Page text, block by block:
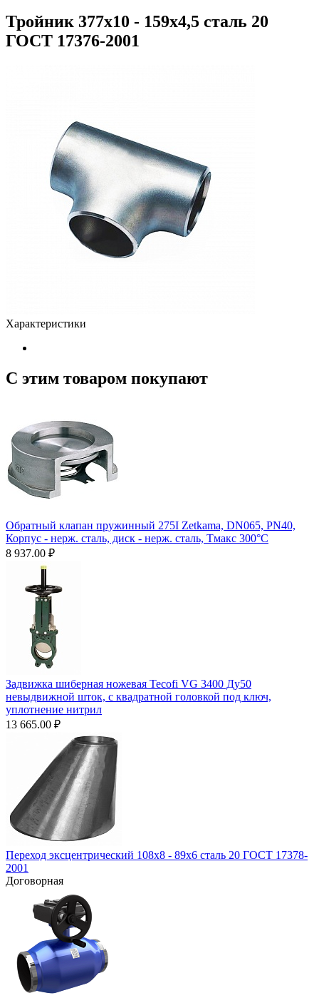
Тройник 377х10 - 159х4,5 сталь 20
ГОСТ 17376-2001
Характеристики
С этим товаром покупают
Обратный клапан пружинный 275I Zetkama, DN065, PN40,
Корпус - нерж. сталь, диск - нерж. сталь, Тмакс 300°C
8 937.00 ₽
Задвижка шиберная ножевая Tecofi VG 3400 Ду50
невыдвижной шток, с квадратной головкой под ключ,
уплотнение нитрил
13 665.00 ₽
Переход эксцентрический 108х8 - 89х6 сталь 20 ГОСТ 17378-
2001
Договорная